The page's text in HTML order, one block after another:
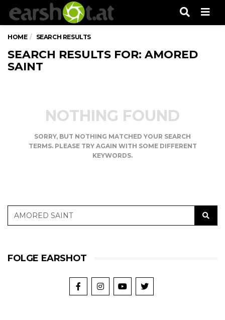
HOME SEARCH RESULTS
SEARCH RESULTS FOR: AMORED
SAINT
NOTHING FOUND
SORRY, BUT NOTHING MATCHED YOUR SEARCH
TERMS. PLEASE TRY AGAIN WITH SOME DIFFERENT
KEYWORDS.
FOLGE EARSHOT